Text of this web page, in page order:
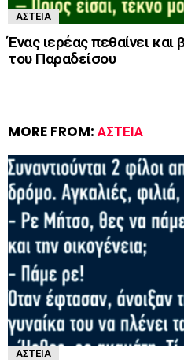
ΑΣΤΕΊΑ
Ένας ιερέας πεθαίνει και
του Παραδείσου
MORE FROM: ΑΣΤΕΊΑ
ΑΣΤΕΊΑ